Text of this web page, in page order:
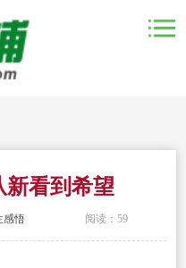
新看到希望
感悟 阅读：59